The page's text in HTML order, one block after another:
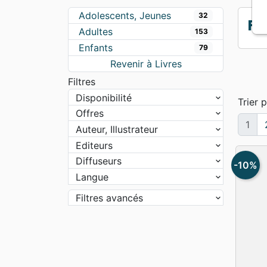
Apologétique
Adolescents, Jeunes 32
Adultes 153
Enfants 79
Revenir à Livres
Filtres
Disponibilité
Offres
Auteur, Illustrateur
Editeurs
Diffuseurs
Langue
Filtres avancés
Trier
1
-10%